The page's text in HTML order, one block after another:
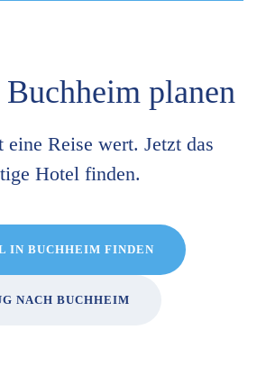
planen
Reise wert. Jetzt das
Hotel finden.
IN BUCHHEIM FINDEN
NACH BUCHHEIM